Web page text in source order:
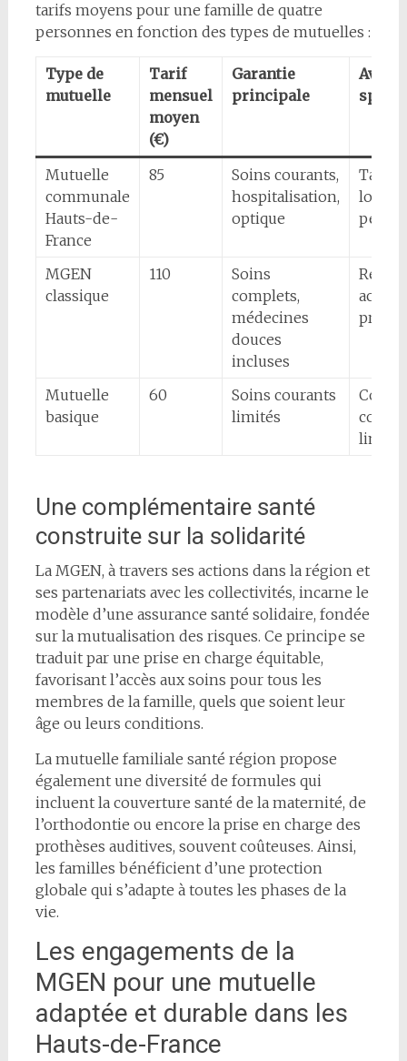
tarifs moyens pour une famille de quatre
personnes en fonction des types de mutuelles :
Type de
mutuelle
Tarif
mensuel
moyen
(€)
Garantie
principale
Mutuelle
communale
Hauts-de-
France
85
Soins courants,
hospitalisation,
optique
Tarifs
MGEN
classique
110
Soins
complets,
médecines
douces
incluses
Mutuelle
basique
60
Soins courants
limités
Coût
Une complémentaire santé
construite sur la solidarité
La MGEN, à travers ses actions dans la région et
ses partenariats avec les collectivités, incarne le
modèle d’une assurance santé solidaire, fondée
sur la mutualisation des risques. Ce principe se
traduit par une prise en charge équitable,
favorisant l’accès aux soins pour tous les
membres de la famille, quels que soient leur
âge ou leurs conditions.
La mutuelle familiale santé région propose
également une diversité de formules qui
incluent la couverture santé de la maternité, de
l’orthodontie ou encore la prise en charge des
prothèses auditives, souvent coûteuses. Ainsi,
les familles bénéficient d’une protection
globale qui s’adapte à toutes les phases de la
vie.
Les engagements de la
MGEN pour une mutuelle
adaptée et durable dans les
Hauts-de-France